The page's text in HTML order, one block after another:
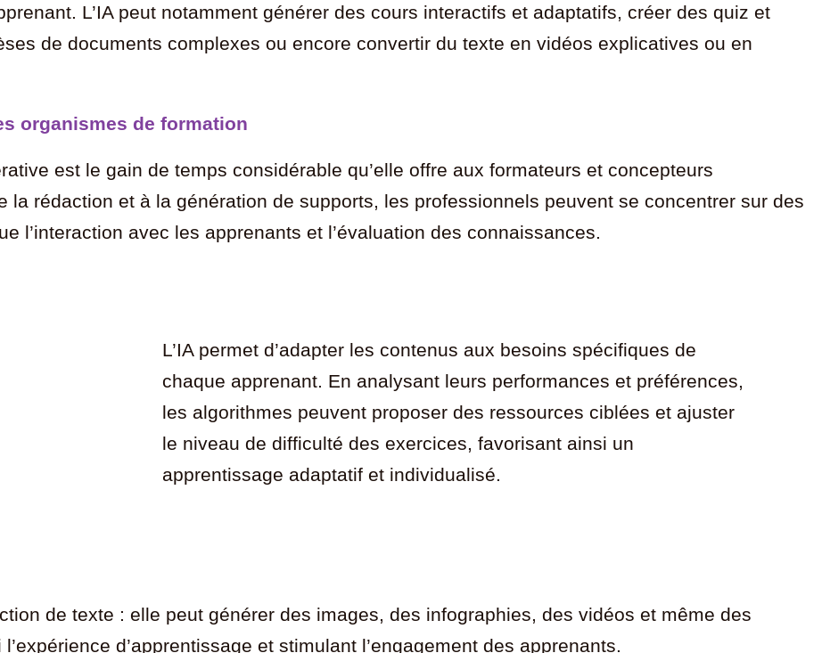
L’IA peut notamment générer des cours interactifs et adaptatifs, créer des quiz et
de documents complexes ou encore convertir du texte en vidéos explicatives ou en
organismes de formation
est le gain de temps considérable qu’elle offre aux formateurs et concepteurs
la rédaction et à la génération de supports, les professionnels peuvent se concentrer sur des
l’interaction avec les apprenants et l’évaluation des connaissances.
L’IA permet d’adapter les contenus aux besoins spécifiques de
chaque apprenant. En analysant leurs performances et préférences,
les algorithmes peuvent proposer des ressources ciblées et ajuster
le niveau de difficulté des exercices, favorisant ainsi un
apprentissage adaptatif et individualisé.
de texte : elle peut générer des images, des infographies, des vidéos et même des
d’apprentissage et stimulant l’engagement des apprenants.